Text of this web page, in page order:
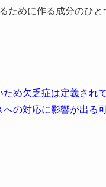
ために作る成分のひと
め欠乏症は定義され
の対応に影響が出る